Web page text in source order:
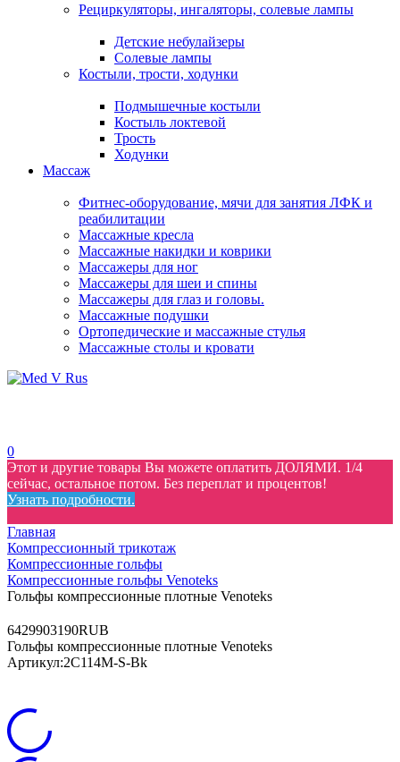
Рециркуляторы, ингаляторы, солевые лампы
Детские небулайзеры
Солевые лампы
Костыли, трости, ходунки
Подмышечные костыли
Костыль локтевой
Трость
Ходунки
Массаж
Фитнес-оборудование, мячи для занятия ЛФК и
реабилитации
Массажные кресла
Массажные накидки и коврики
Массажеры для ног
Массажеры для шеи и спины
Массажеры для глаз и головы.
Массажные подушки
Ортопедические и массажные стулья
Массажные столы и кровати
0
Этот и другие товары Вы можете оплатить ДОЛЯМИ. 1/4
сейчас, остальное потом. Без переплат и процентов!
Узнать подробности.
Главная
Компрессионный трикотаж
Компрессионные гольфы
Компрессионные гольфы Venoteks
Гольфы компрессионные плотные Venoteks
6429903190RUB
Гольфы компрессионные плотные Venoteks
Артикул:2C114M-S-Bk